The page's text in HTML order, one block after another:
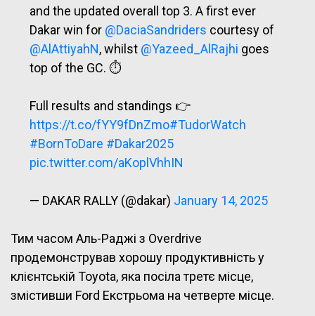
and the updated overall top 3. A first ever
Dakar win for @DaciaSandriders courtesy of
@AlAttiyahN, whilst @Yazeed_AlRajhi goes
top of the GC. ⏱
Full results and standings 👉
https://t.co/fYY9fDnZmo#TudorWatch
#BornToDare #Dakar2025
pic.twitter.com/aKoplVhhIN
— DAKAR RALLY (@dakar) January 14, 2025
Тим часом Аль-Раджі з Overdrive
продемонстрував хорошу продуктивність у
клієнтській Toyota, яка посіла третє місце,
змістивши Ford Екстрьома на четверте місце.